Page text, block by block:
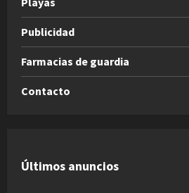
Publicidad
Farmacias de guardia
Contacto
Últimos anuncios